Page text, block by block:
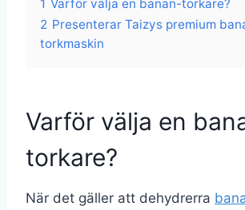
1 Varför välja en banan-torkare?
2 Presenterar Taizys premium
torkmaskin
Varför välja en
torkare?
När det gäller att dehydrerra